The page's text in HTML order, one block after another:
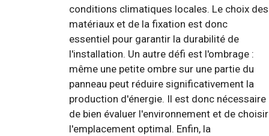
conditions climatiques locales. Le choix des
matériaux et de la fixation est donc
essentiel pour garantir la durabilité de
l'installation. Un autre défi est l'ombrage :
même une petite ombre sur une partie du
panneau peut réduire significativement la
production d'énergie. Il est donc nécessaire
de bien évaluer l'environnement et de choisir
l'emplacement optimal. Enfin, la